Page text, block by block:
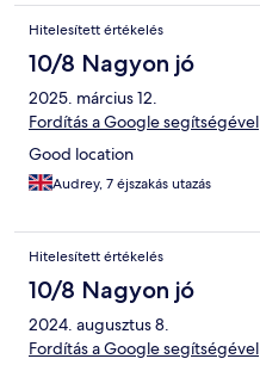
Hitelesített értékelés
10/8 Nagyon jó
2025. március 12.
Fordítás a Google segítségével
Good location
Audrey, 7 éjszakás utazás
Hitelesített értékelés
10/8 Nagyon jó
2024. augusztus 8.
Fordítás a Google segítségével